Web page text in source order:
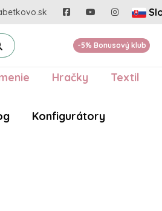
-5% Bonusový klub
Hračky Textil
Konfigurátory